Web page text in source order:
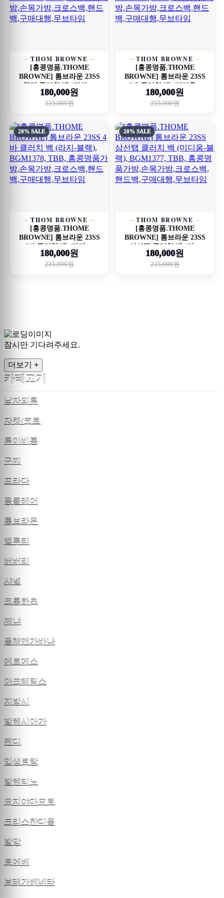
THOM BROWNE
[홍콩명품.THOME
BROWNE] 톰브라운 23SS
헥터 클러치 백 (라지-...
180,000원
225,000원
THOM BROWNE
[홍콩명품.THOME
BROWNE] 톰브라운 23SS
4바 클러치 백 (미디움...
180,000원
225,000원
20% SALE
THOM BROWNE
[홍콩명품.THOME
BROWNE] 톰브라운 23SS
4바 클러치 백 (라지-...
180,000원
225,000원
20% SALE
THOM BROWNE
[홍콩명품.THOME
BROWNE] 톰브라운 23SS
삼선탭 클러치 백 (미...
180,000원
225,000원
잠시만 기다려주세요.
더보기 +
카테고기
남자의류
자켓/코트
루이비통
구찌
프라다
몽클레어
톰브라운
벨루티
버버리
샤넬
크롬하츠
제냐
돌체앤가바나
에르메스
아크테릭스
지방시
발렌시아가
펜디
입생로랑
발렌티노
요지야마모토
크리스챤디올
발망
로에베
보테가베네타